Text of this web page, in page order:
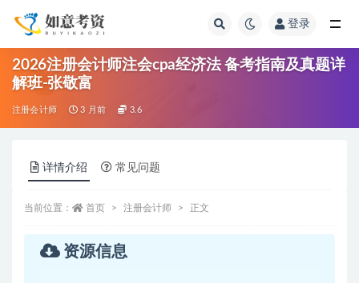
登录
2026注册会计师注会cpa经济法 备考指南及真题详
解班-张敬富
注册会计师 3 月前 3.6
详情介绍 常见问题
当前位置： 首页 注册会计师 正文
资源信息